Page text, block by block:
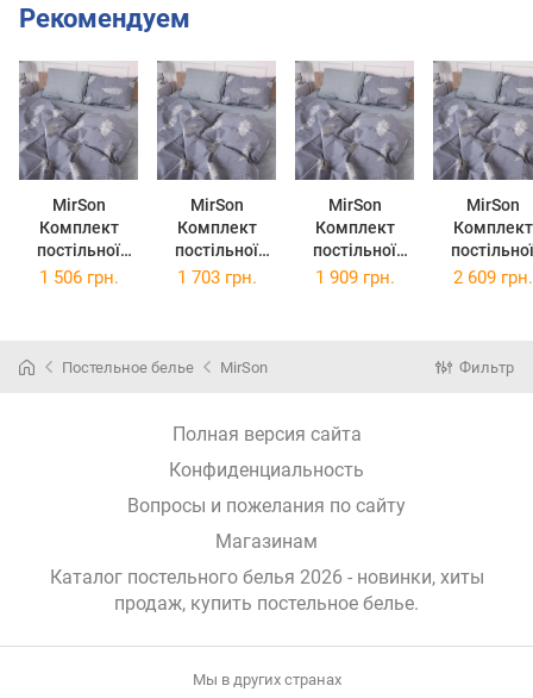
Рекомендуем
MirSon
Комплект
постільної
білизни
Бязь
MirSon
Комплект
постільної
білизни
Бязь
MirSon
Комплект
постільної
білизни Євро
MirSon
Комплект
постільної
білизни
Бязь
1 506 грн. 1 703 грн. 1 909 грн. 2 609 грн.
Постельное белье MirSon Фильтр
Полная версия сайта
Конфиденциальность
Вопросы и пожелания по сайту
Магазинам
Каталог постельного белья 2026 - новинки, хиты
продаж, купить постельное белье.
Мы в других странах